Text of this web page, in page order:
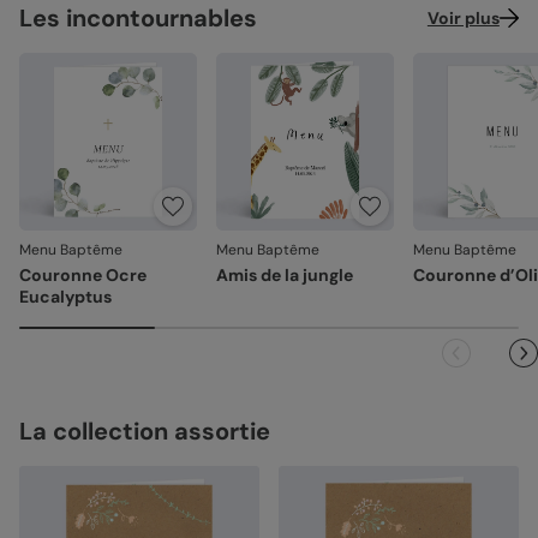
Les incontournables Voir plus
Menu Baptême
Couronne Ocre
Eucalyptus
Menu Baptême
Amis de la jungle
Menu Baptême
Couronne
La collection assortie